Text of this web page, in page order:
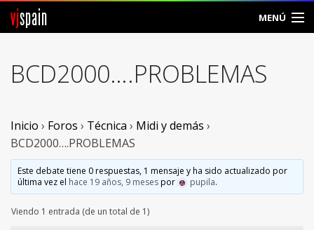
vjspain MENÚ
Foros
Vjspain
Ayuda
Contacto
BCD2000….PROBLEMAS
Inicio › Foros › Técnica › Midi y demás ›
BCD2000….PROBLEMAS
Este debate tiene 0 respuestas, 1 mensaje y ha sido actualizado por
última vez el hace 19 años, 9 mesespor pupila.
Viendo 1 entrada (de un total de 1)